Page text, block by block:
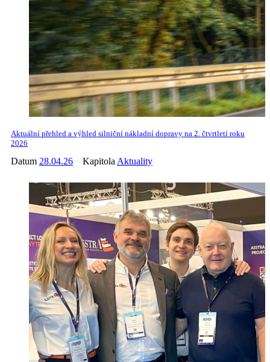
Aktuální přehled a výhled silniční nákladní dopravy na 2. čtvrtletí roku
2026
Datum 28.04.26 Kapitola Aktuality